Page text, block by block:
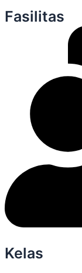
Fasilitas
Kelas